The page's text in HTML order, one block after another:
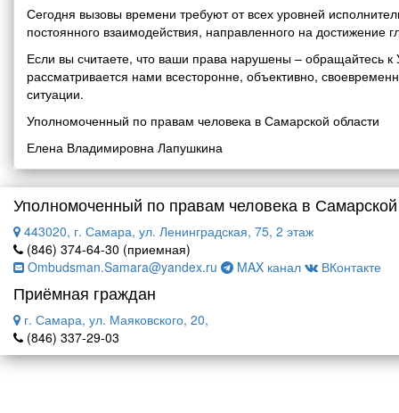
Сегодня вызовы времени требуют от всех уровней
постоянного взаимодействия, направленного на
Если вы считаете, что ваши права нарушены – обращайтесь
рассматривается нами всесторонне, объективно,
ситуации.
Уполномоченный по правам человека в Самарской области
Елена Владимировна Лапушкина
Уполномоченный по правам человека в
443020, г. Самара, ул. Ленинградская, 75, 2 этаж
(846) 374-64-30 (приемная)
Ombudsman.Samara@yandex.ru
MAX канал ВКонтакте
Приёмная граждан
г. Самара, ул. Маяковского, 20,
(846) 337-29-03